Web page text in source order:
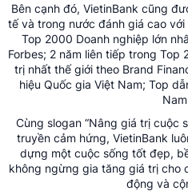
Bên cạnh đó, VietinBank cũng
tế và trong nước đánh giá cao
Top 2000 Doanh nghiệp lớn
Forbes; 2 năm liên tiếp trong Top
trị nhất thế giới theo Brand
hiệu Quốc gia Việt Nam; Top
Cùng slogan “Nâng giá trị cuộc
truyền cảm hứng, VietinBank
dựng một cuộc sống tốt đẹp,
không ngừng gia tăng giá trị cho
động và